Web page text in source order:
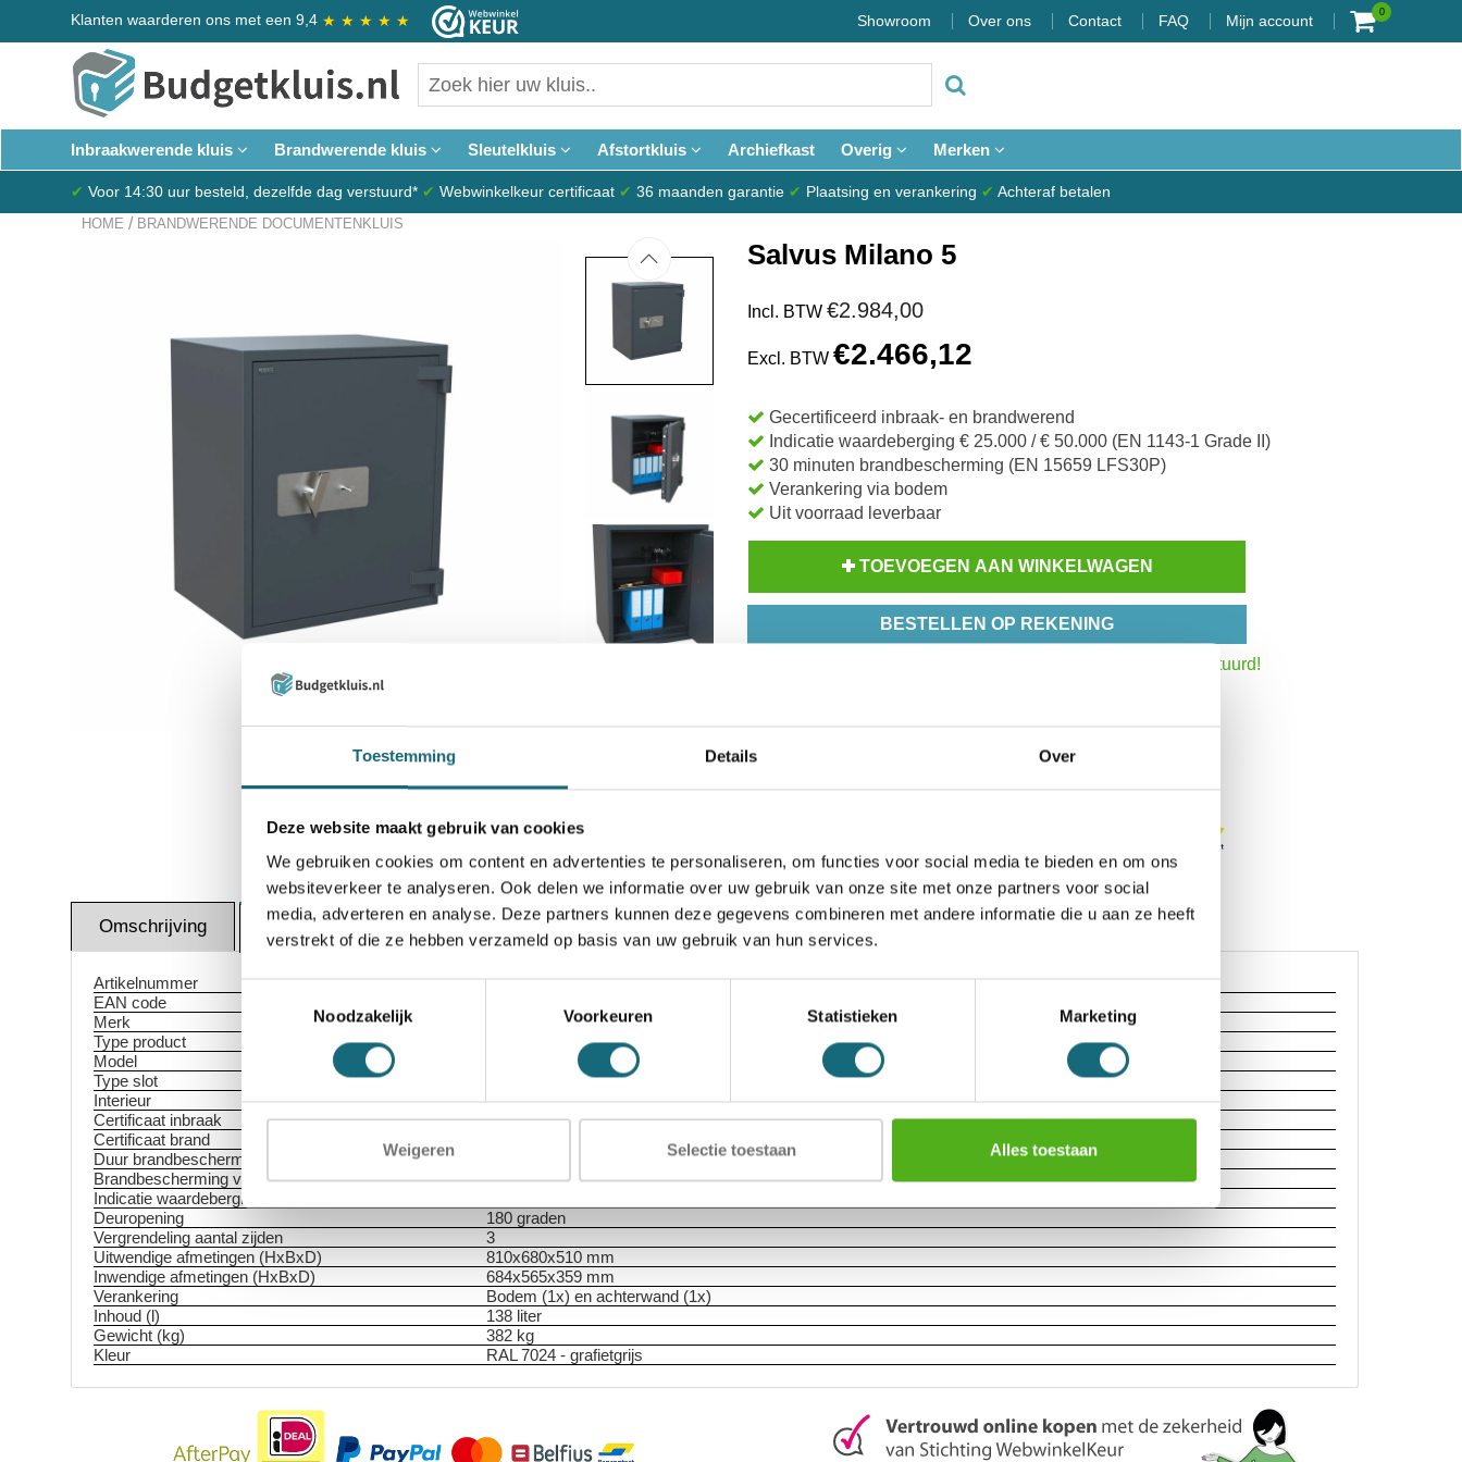
Toestemming Details Over
Deze website maakt gebruik van cookies
We gebruiken cookies om content en advertenties te personaliseren, om functies voor social media te bieden en om ons
websiteverkeer te analyseren. Ook delen we informatie over uw gebruik van onze site met onze partners voor social
media, adverteren en analyse. Deze partners kunnen deze gegevens combineren met andere informatie die u aan ze heeft
verstrekt of die ze hebben verzameld op basis van uw gebruik van hun services.
Toestemmingsselectie
Noodzakelijk
Voorkeuren Statistieken Marketing
Weigeren Selectie toestaan Alles toestaan
Klanten waarderen ons met een 9,4 ★ ★ ★ ★ ★ Showroom Over ons Contact FAQ Mijn account
0
Inbraakwerende kluis Brandwerende kluis Sleutelkluis Afstortkluis Archiefkast Overig Merken
✔ Voor 14:30 uur besteld, dezelfde dag verstuurd* ✔ Webwinkelkeur certificaat ✔ 36 maanden garantie ✔ Plaatsing en verankering ✔ Achteraf betalen
HOME / BRANDWERENDE DOCUMENTENKLUIS
Salvus Milano 5
Incl. BTW €2.984,00
Excl. BTW €2.466,12
Gecertificeerd inbraak- en brandwerend
Indicatie waardeberging € 25.000 / € 50.000 (EN 1143-1 Grade II)
30 minuten brandbescherming (EN 15659 LFS30P)
Verankering via bodem
Uit voorraad leverbaar
TOEVOEGEN AAN WINKELWAGEN
BESTELLEN OP REKENING
dezelfde werkdag verstuurd!
Omschrijving Specificaties Certificaten Alternatieven Levering Opties
Artikelnummer
1101000604
EAN code
Merk
Type product
Inbraak- en brandwerende privékluis
Model
Salvus Milano 5
Type slot
EN 1300 gecertificeerd dubbelbaard klavierslot met 2 sleutels
Interieur
2 legborden in hoogte verstelbaar
Certificaat inbraak
ECB-S gecertificeerde inbraakwerendheid volgens EN 1143-1 Grade II
Certificaat brand
ECB-S gecertificeerde brandwerendheid volgens EN 15659 LFS30P
Duur brandbescherming
Brandbescherming voor
Papier
Indicatie waardeberging
Deuropening
180 graden
Vergrendeling aantal zijden
3
Uitwendige afmetingen (HxBxD)
810x680x510 mm
Inwendige afmetingen (HxBxD)
684x565x359 mm
Verankering
Bodem (1x) en achterwand (1x)
Inhoud (l)
138 liter
Gewicht (kg)
382 kg
Kleur
RAL 7024 - grafietgrijs